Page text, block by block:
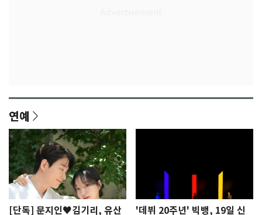
연예
[단독] 문지인♥김기리, 유산
'데뷔 20주년' 빅뱅, 19일 신